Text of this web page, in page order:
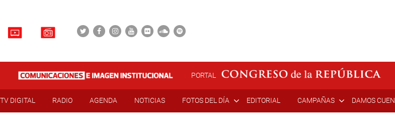
PORTAL
TV DIGITAL RADIO AGENDA NOTICIAS FOTOS DEL DÍA EDITORIAL CAMPAÑAS DAMOS